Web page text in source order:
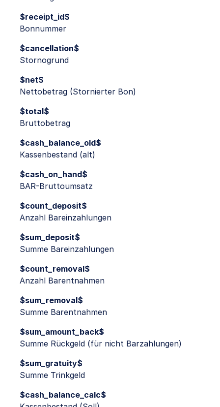
$receipt_id$
Bonnummer
$cancellation$
Stornogrund
$net$
Nettobetrag (Stornierter Bon)
$total$
Bruttobetrag
$cash_balance_old$
Kassenbestand (alt)
$cash_on_hand$
BAR-Bruttoumsatz
$count_deposit$
Anzahl Bareinzahlungen
$sum_deposit$
Summe Bareinzahlungen
$count_removal$
Anzahl Barentnahmen
$sum_removal$
Summe Barentnahmen
$sum_amount_back$
Summe Rückgeld (für nicht Barzahlungen)
$sum_gratuity$
Summe Trinkgeld
$cash_balance_calc$